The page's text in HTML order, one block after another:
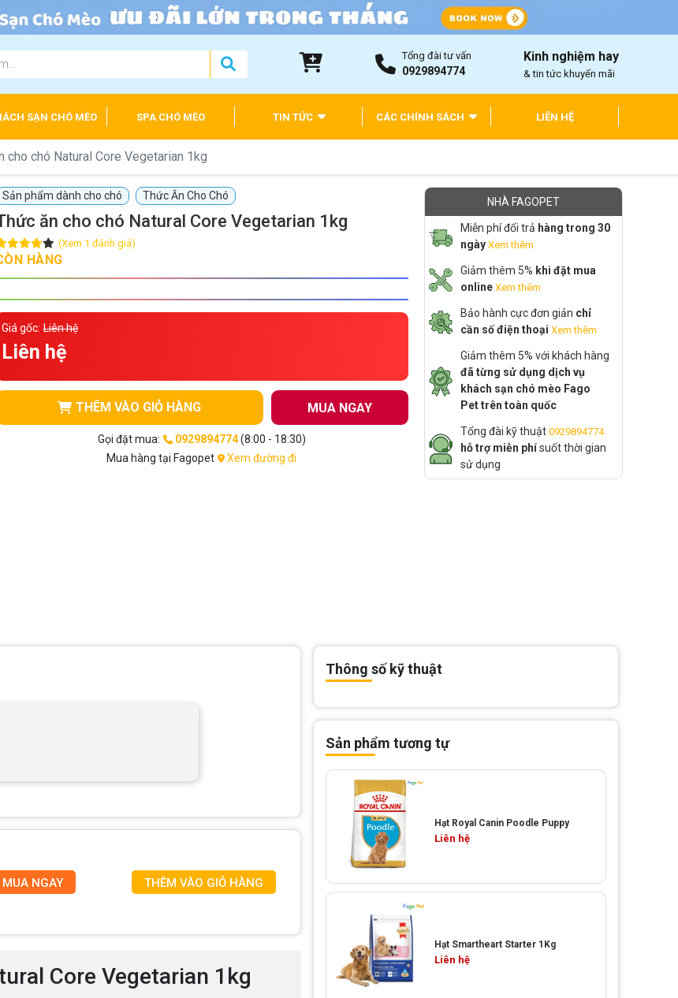
Tổng đài tư vấn
0929894774
Kinh nghiệm hay
& tin tức khuyến mãi
SẠN CHÓ MÈO SPA CHÓ MÈO TIN TỨC CÁC CHÍNH SÁCH LIÊN HỆ
cho chó Natural Core Vegetarian 1kg
Sản phẩm dành cho chó Thức Ăn Cho Chó
ăn cho chó Natural Core Vegetarian 1kg
(Xem 1 đánh giá)
HÀNG
Giá gốc: Liên hệ
Liên hệ
THÊM VÀO GIỎ HÀNG MUA NGAY
Gọi đặt mua: 0929894774(8:00 - 18:30)
Mua hàng tại Fagopet
Xem đường đi
NHÀ FAGOPET
Miễn phí đổi trả hàng trong 30
ngày Xem thêm
Giảm thêm 5% khi đặt mua
online Xem thêm
Bảo hành cực đơn giản chỉ
cần số điện thoại Xem thêm
Giảm thêm 5% với khách hàng
đã từng sử dụng dịch vụ
khách sạn chó mèo Fago
Pet trên toàn quốc
Tổng đài kỹ thuật 0929894774
hỗ trợ miễn phísuốt thời gian
sử dụng
MUA NGAY THÊM VÀO GIỎ HÀNG
Core Vegetarian 1kg
Thông số kỹ thuật
Sản phẩm tương tự
Hạt Royal Canin Poodle Puppy
Liên hệ
Hạt Smartheart Starter 1Kg
Liên hệ